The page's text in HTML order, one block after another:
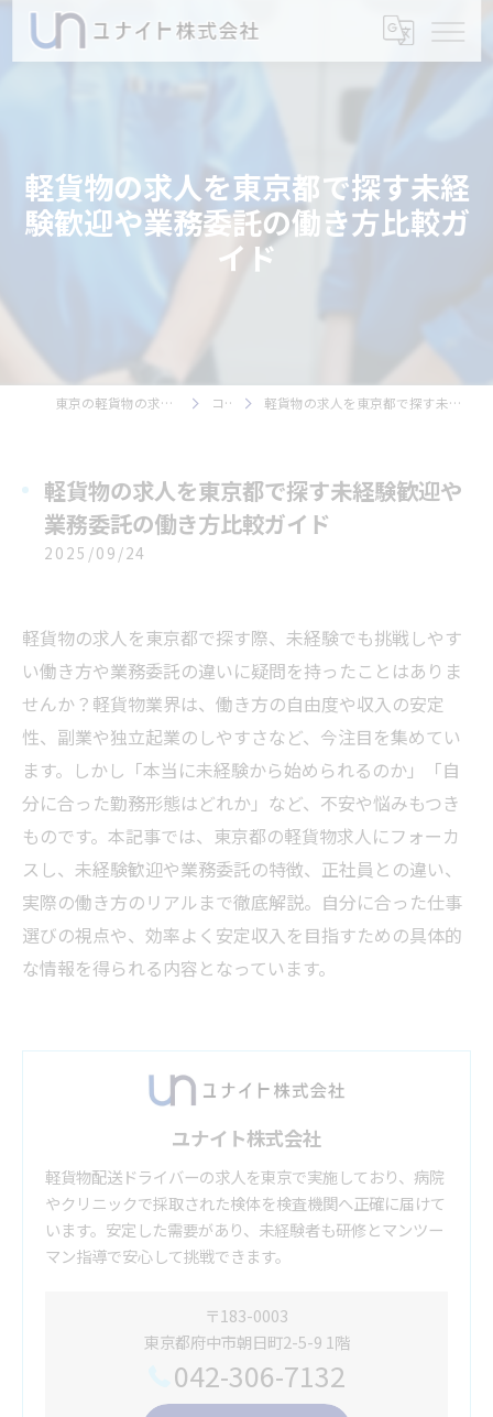
軽貨物の求人を東京都で探す未経
験歓迎や業務委託の働き方比較ガ
イド
東京の軽貨物の求人ならユナイト株式会社 コラム 軽貨物の求人を東京都で探す未経験歓迎や業務委託の働き方比較ガイド
軽貨物の求人を東京都で探す未経験歓迎や
業務委託の働き方比較ガイド
2025/09/24
軽貨物の求人を東京都で探す際、未経験でも挑戦しやす
い働き方や業務委託の違いに疑問を持ったことはありま
せんか？軽貨物業界は、働き方の自由度や収入の安定
性、副業や独立起業のしやすさなど、今注目を集めてい
ます。しかし「本当に未経験から始められるのか」「自
分に合った勤務形態はどれか」など、不安や悩みもつき
ものです。本記事では、東京都の軽貨物求人にフォーカ
スし、未経験歓迎や業務委託の特徴、正社員との違い、
実際の働き方のリアルまで徹底解説。自分に合った仕事
選びの視点や、効率よく安定収入を目指すための具体的
な情報を得られる内容となっています。
ユナイト株式会社
軽貨物配送ドライバーの求人を東京で実施しており、病院
やクリニックで採取された検体を検査機関へ正確に届けて
います。安定した需要があり、未経験者も研修とマンツー
マン指導で安心して挑戦できます。
〒183-0003
東京都府中市朝日町2-5-9 1階
042-306-7132